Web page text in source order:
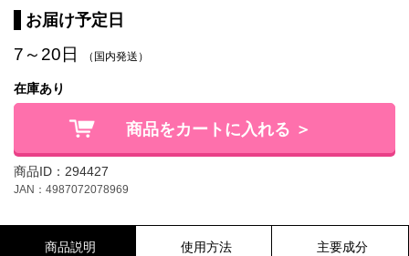
お届け予定日
7～20日 （国内発送）
在庫あり
商品をカートに入れる ＞
商品ID：294427
JAN：4987072078969
商品説明 使用方法 主要成分